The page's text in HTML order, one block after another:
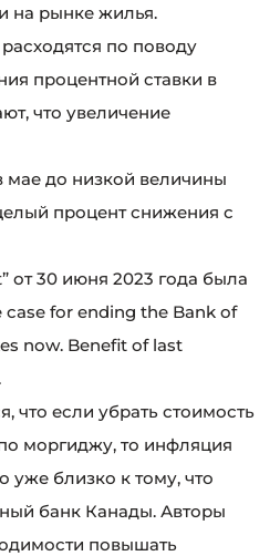
на рынке жилья.
по поводу
процентной ставки в
что увеличение
мае до низкой величины
процент снижения с
от 30 июня 2023 года была
case for ending the Bank of
now. Benefit of last
что если убрать стоимость
моргиджу, то инфляция
уже близко к тому, что
банк Канады. Авторы
повышать